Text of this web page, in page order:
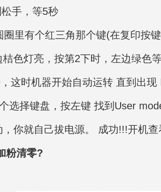
手，等5秒
里有个红三角那个键(在复印按
色灯亮，按第2下时，左边绿色
这时机器开始自动运转 直到出现
选择键盘，按左键 找到User
你就自己拔电源。 成功!!!开机
粉清零?